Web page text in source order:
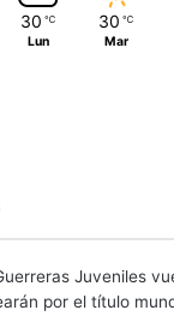
30 ℃
Lun
30 ℃
Mar
Juveniles
por el título